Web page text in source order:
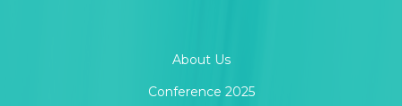
About Us
Conference 2025